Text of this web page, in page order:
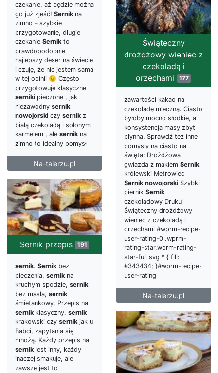
czekanie, aż będzie można
go już zjeść! Sernik na
zimno – szybkie
przygotowanie, długie
czekanie Sernik to
prawdopodobnie
najlepszy deser na świecie
i czuję, że nie jestem sama
w tej opinii 😉 Często
przygotowuję klasyczne
serniki pieczone , jak
niezawodny sernik
nowojorski czy sernik z
białą czekoladą i solonym
karmelem , ale sernik na
zimno to idealny pomysł
Na-talerzu.pl
Świąteczny
drożdżowy wieniec z
czekoladą i
orzechami 177
zawartości kakao na
czekoladę mleczną. Ciasto
byłoby mocno słodkie, a
konsystencja masy zbyt
płynna. Sprawdź też inne
pomysły na ciasto na
święta: Drożdżowa
gwiazda z makiem Sernik
królewski Metrowiec
Sernik nowojorski Szybki
piernik Sernik
czekoladowy Drukuj
Świąteczny drożdżowy
wieniec z czekoladą i
orzechami #wprm-recipe-
user-rating-0 .wprm-
rating-star.wprm-rating-
star-full svg * { fill:
#343434; }#wprm-recipe-
user-rating
Na-talerzu.pl
Sernik przepis 191
sernik. Sernikbez
pieczenia, sernikna
kruchym spodzie, sernik
bez masła, sernik
śmietankowy. Przepis na
sernikklasyczny, sernik
krakowski czy sernikjak u
Babci, zapytania się
mnożą. Każdy przepis na
sernikjest inny, każdy
inaczej smakuje, ale
zawsze jest to